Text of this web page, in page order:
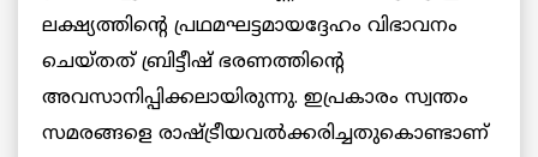
ലക്ഷ്യത്തിന്റെ പ്രഥമഘട്ടമായദ്ദേഹം വിഭാവനം
ചെയ്തത് ബ്രിട്ടീഷ് ഭരണത്തിന്റെ
അവസാനിപ്പിക്കലായിരുന്നു. ഇപ്രകാരം സ്വന്തം
സമരങ്ങളെ രാഷ്ട്രീയവല്‍ക്കരിച്ചതുകൊണ്ടാണ്